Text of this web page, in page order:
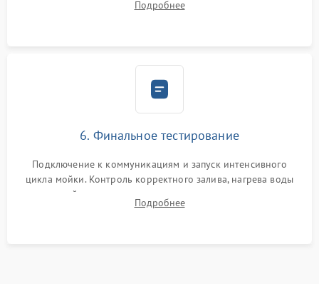
сборка корпуса и установка датчика поплавка.
Подробнее
6. Финальное тестирование
Подключение к коммуникациям и запуск интенсивного
цикла мойки. Контроль корректного залива, нагрева воды
до нужной температуры, отсутствия посторонних шумов,
штатного слива и абсолютной сухости в поддоне.
Подробнее